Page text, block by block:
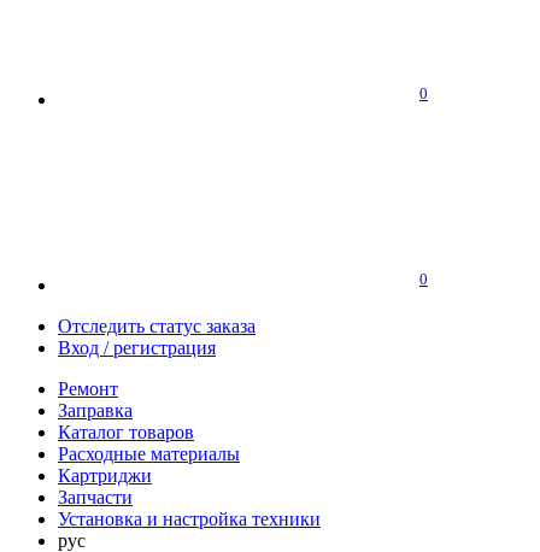
0
0
Отследить статус заказа
Вход / регистрация
Ремонт
Заправка
Каталог товаров
Расходные материалы
Картриджи
Запчасти
Установка и настройка техники
рус